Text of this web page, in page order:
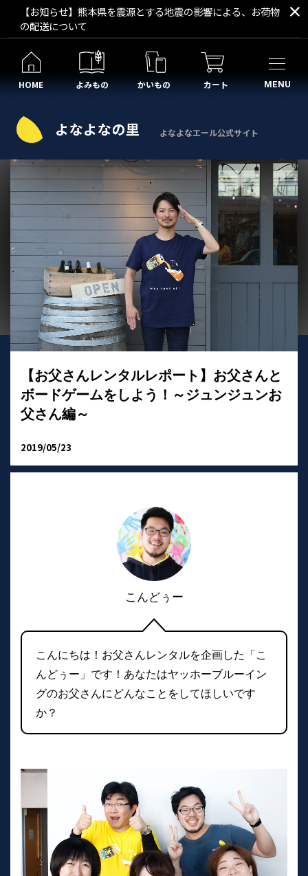
【お知らせ】熊本県を震源とする地震の影響による、お荷物
の配送について
HOME よみもの かいもの カート MENU
よなよなエール公式サイト
【お父さんレンタルレポート】お父さんと
ボードゲームをしよう！～ジュンジュンお
父さん編～
2019/05/23
こんどぅー
こんにちは！お父さんレンタルを企画した「こ
んどぅー」です！あなたはヤッホーブルーイン
グのお父さんにどんなことをしてほしいです
か？